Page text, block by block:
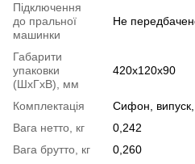
Підключення
до пральної
машинки
Не
Габарити
упаковки
(ШхГхВ), мм
420х120х90
Комплектація
Сифон, випуск,
Вага нетто, кг
0,242
Вага брутто, кг
0,260